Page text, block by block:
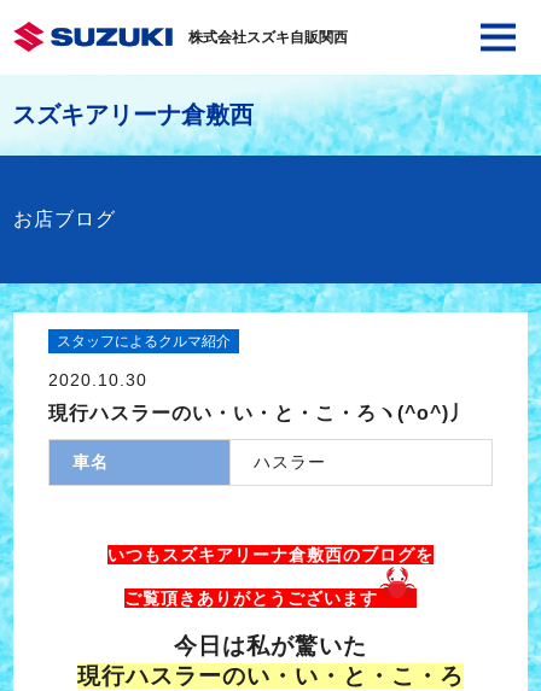
株式会社スズキ自販関西
スズキアリーナ倉敷西
お店ブログ
スタッフによるクルマ紹介
2020.10.30
現行ハスラーのい・い・と・こ・ろヽ(^o^)丿
車名 ハスラー
いつもスズキアリーナ倉敷西のブログを
ご覧頂きありがとうございます
今日は私が驚いた
現行ハスラーのい・い・と・こ・ろ